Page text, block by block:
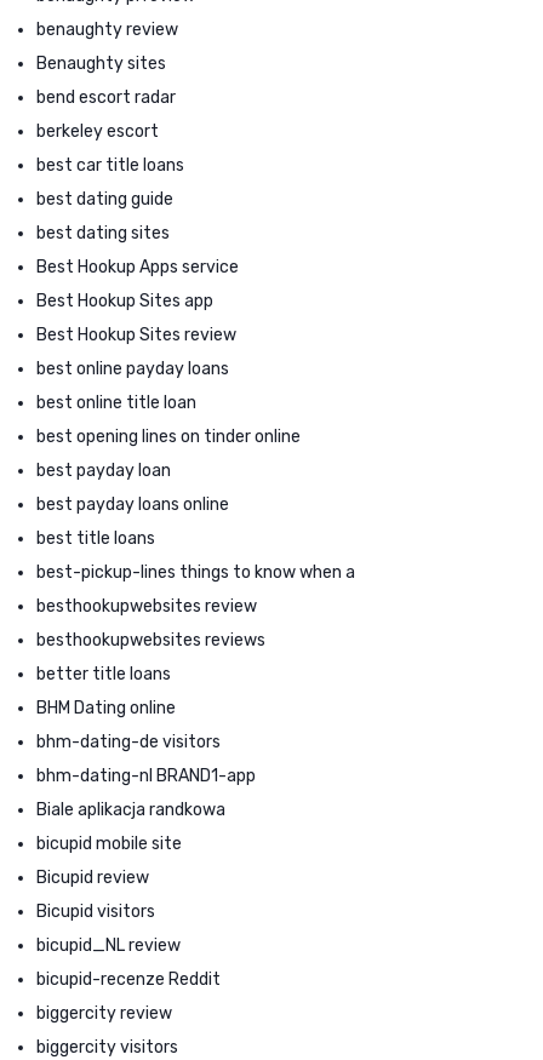
benaughty review
Benaughty sites
bend escort radar
berkeley escort
best car title loans
best dating guide
best dating sites
Best Hookup Apps service
Best Hookup Sites app
Best Hookup Sites review
best online payday loans
best online title loan
best opening lines on tinder online
best payday loan
best payday loans online
best title loans
best-pickup-lines things to know when a
besthookupwebsites review
besthookupwebsites reviews
better title loans
BHM Dating online
bhm-dating-de visitors
bhm-dating-nl BRAND1-app
Biale aplikacja randkowa
bicupid mobile site
Bicupid review
Bicupid visitors
bicupid_NL review
bicupid-recenze Reddit
biggercity review
biggercity visitors